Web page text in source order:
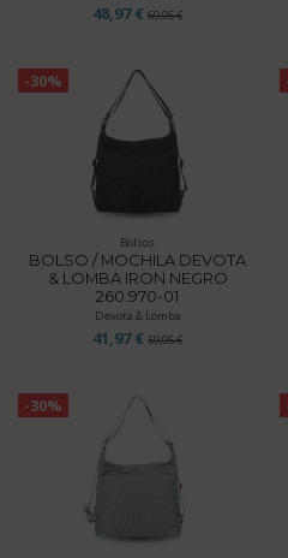
48,97 €69,95 €
-30%
Bolsos
BOLSO / MOCHILA DEVOTA
& LOMBA IRON NEGRO
260.970-01
Devota & Lomba
41,97 €59,95 €
-30%